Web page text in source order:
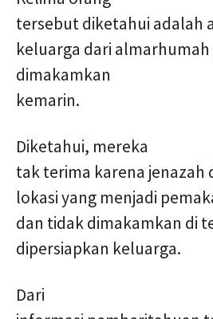
tersebut diketahui adalah
keluarga dari almarhumah
dimakamkan
kemarin.
Diketahui, mereka
tak terima karena jenazah
lokasi yang menjadi
dan tidak dimakamkan di
dipersiapkan keluarga.
Dari